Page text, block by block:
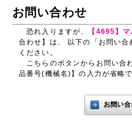
お問い合わせ
恐れ入りますが、 【4695】
合わせ】は、 以下の「お問い
ください。
こちらのボタンからお問い合
品番号(機械名)】の入力が省略